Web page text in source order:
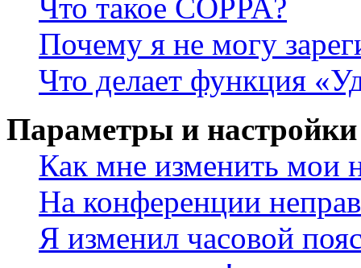
Что такое COPPA?
Почему я не могу
Что делает функция
Параметры и настройки
Как мне изменить мои
На конференции
Я изменил часовой